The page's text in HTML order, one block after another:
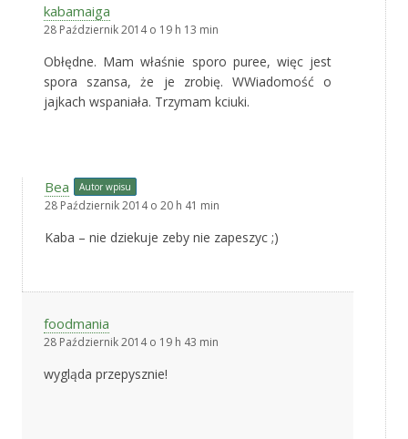
kabamaiga
28 Październik 2014 o 19 h 13 min
Obłędne. Mam właśnie sporo puree, więc jest
spora szansa, że je zrobię. WWiadomość o
jajkach wspaniała. Trzymam kciuki.
Bea Autor wpisu
28 Październik 2014 o 20 h 41 min
Kaba – nie dziekuje zeby nie zapeszyc ;)
foodmania
28 Październik 2014 o 19 h 43 min
wygląda przepysznie!